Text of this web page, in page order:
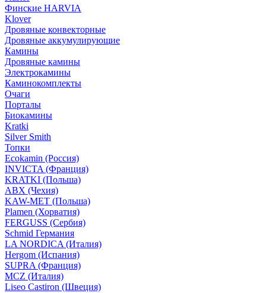
Финские HARVIA
Klover
Дровяные конвекторные
Дровяные аккумулирующие
Камины
Дровяные камины
Электрокамины
Каминокомплекты
Очаги
Порталы
Биокамины
Kratki
Silver Smith
Топки
Ecokamin (Россия)
INVICTA (Франция)
KRATKI (Польша)
ABX (Чехия)
KAW-MET (Польша)
Plamen (Хорватия)
FERGUSS (Сербия)
Schmid Германия
LA NORDICA (Италия)
Hergom (Испания)
SUPRA (Франция)
MCZ (Италия)
Liseo Castiron (Швеция)